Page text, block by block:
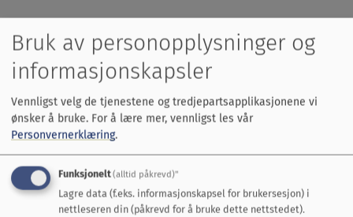
Ta kontakt med Kristine Fløttum t. 95 78 77 48.
Er det feil på hjelpemidler eller behov for
reparasjoner, kontakt Roger Enlid t. 94 87 75 84
Bruk av personopplysninger og
informasjonskapsler
Vennligst velg de tjenestene og tredjepartsapplikasjonene vi
ønsker å bruke. For å lære mer, vennligst les vår
Personvernerklæring.
Funksjonelt(alltid påkrevd)"
Lagre data (f.eks. informasjonskapsel for brukersesjon) i
nettleseren din (påkrevd for å bruke dette nettstedet).